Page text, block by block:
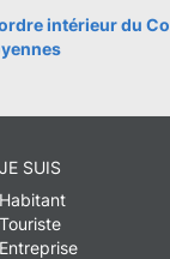
intérieur du
JE SUIS
Habitant
Touriste
Entreprise